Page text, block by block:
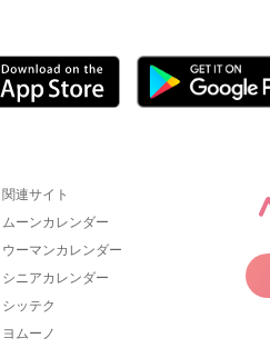
関連サイト
ムーンカレンダー
ウーマンカレンダー
シニアカレンダー
シッテク
ヨムーノ